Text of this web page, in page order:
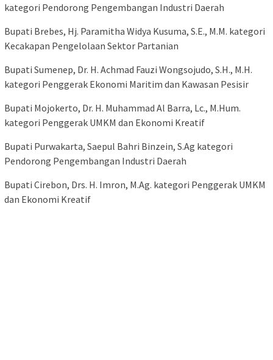
kategori Pendorong Pengembangan Industri Daerah
Bupati Brebes, Hj. Paramitha Widya Kusuma, S.E., M.M. kategori
Kecakapan Pengelolaan Sektor Partanian
Bupati Sumenep, Dr. H. Achmad Fauzi Wongsojudo, S.H., M.H.
kategori Penggerak Ekonomi Maritim dan Kawasan Pesisir
Bupati Mojokerto, Dr. H. Muhammad Al Barra, Lc., M.Hum.
kategori Penggerak UMKM dan Ekonomi Kreatif
Bupati Purwakarta, Saepul Bahri Binzein, S.Ag kategori
Pendorong Pengembangan Industri Daerah
Bupati Cirebon, Drs. H. Imron, M.Ag. kategori Penggerak UMKM
dan Ekonomi Kreatif